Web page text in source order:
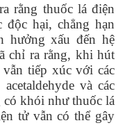
rằng thuốc lá điện
độc hại, chẳng hạn
hưởng xấu đến hệ
chỉ ra rằng, khi hút
tiếp xúc với các
và các
khói như thuốc lá
tử vẫn có thể gây